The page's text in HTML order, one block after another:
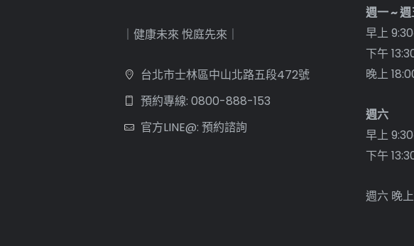
｜健康未來 悅庭先來｜
台北市士林區中山北路五段472號
預約專線: 0800-888-153
官方LINE@: 預約諮詢
週一 ~
早上
下午
晚上
週六
早上
下午
週六 晚